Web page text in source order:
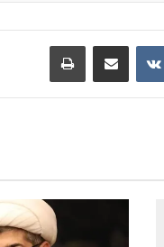
‏VKontakte مشاركة عبر البريد طباعة